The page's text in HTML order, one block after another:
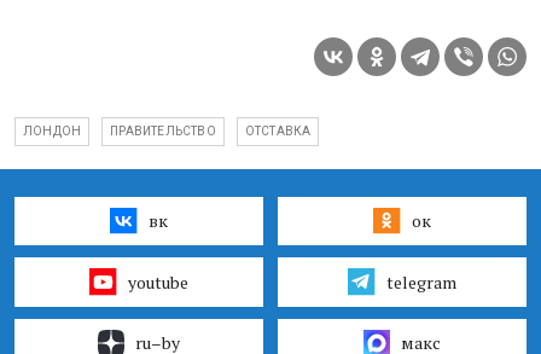
ЛОНДОН ПРАВИТЕЛЬСТВО ОТСТАВКА
вк ок
youtube telegram
ru–by макс